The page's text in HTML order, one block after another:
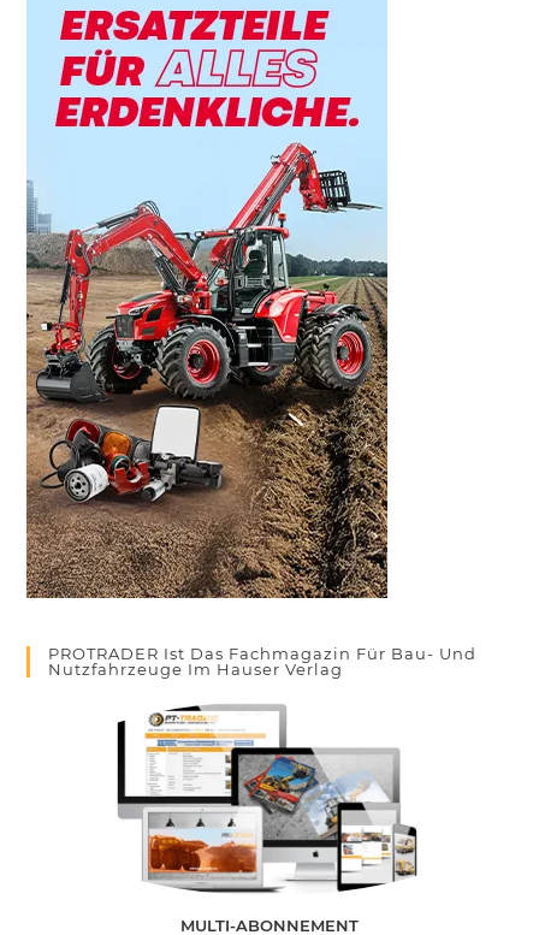
PROTRADER Ist Das Fachmagazin Für Bau- Und
Nutzfahrzeuge Im Hauser Verlag
MULTI-ABONNEMENT